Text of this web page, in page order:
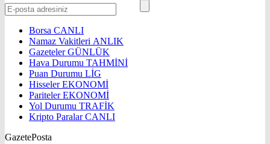
Borsa CANLI
Namaz Vakitleri ANLIK
GazetelerGÜNLÜK
Hava Durumu TAHMİNİ
Puan Durumu LİG
HisselerEKONOMİ
ParitelerEKONOMİ
Yol Durumu TRAFİK
Kripto ParalarCANLI
GazetePosta